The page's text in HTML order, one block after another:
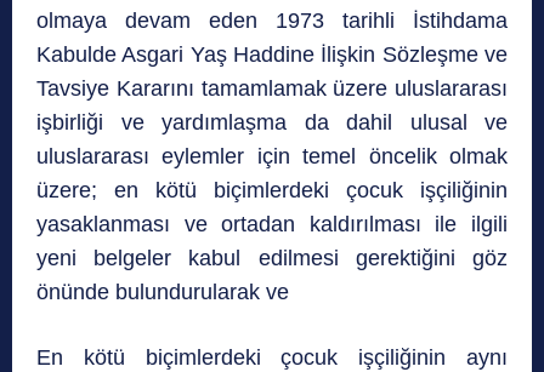
olmaya devam eden 1973 tarihli İstihdama
Kabulde Asgari Yaş Haddine İlişkin Sözleşme ve
Tavsiye Kararını tamamlamak üzere uluslararası
işbirliği ve yardımlaşma da dahil ulusal ve
uluslararası eylemler için temel öncelik olmak
üzere; en kötü biçimlerdeki çocuk işçiliğinin
yasaklanması ve ortadan kaldırılması ile ilgili
yeni belgeler kabul edilmesi gerektiğini göz
önünde bulundurularak ve
En kötü biçimlerdeki çocuk işçiliğinin aynı